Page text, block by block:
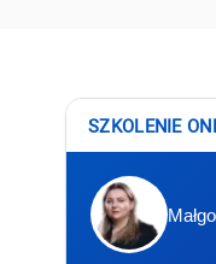
SZKOLENIE